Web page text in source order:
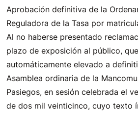
Aprobación definitiva de la
Reguladora de la Tasa por
Al no haberse presentado
plazo de exposición al público,
automáticamente elevado a
Asamblea ordinaria de la
Pasiegos, en sesión celebrada el
de dos mil veinticinco, cuyo texto